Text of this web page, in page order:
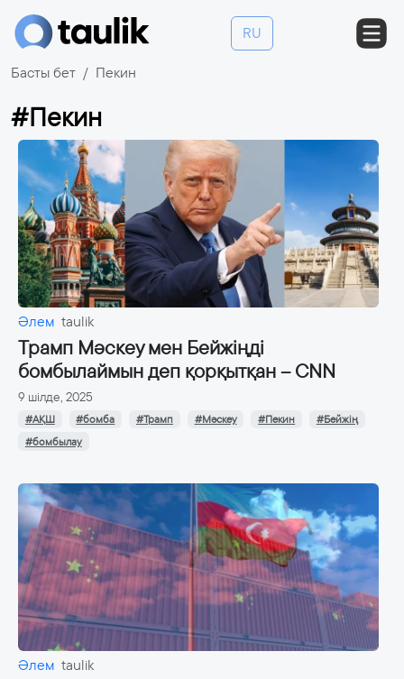
RU
Басты бет Пекин
#Пекин
Әлем taulik
Трамп Мәскеу мен Бейжіңді
бомбылаймын деп қорқытқан – CNN
9 шілде, 2025
#АҚШ #бомба #Трамп #Мәскеу #Пекин
#Бейжің
#бомбылау
Әлем taulik